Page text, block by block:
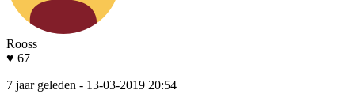
Rooss
♥ 67
7 jaar geleden - 13-03-2019 20:54